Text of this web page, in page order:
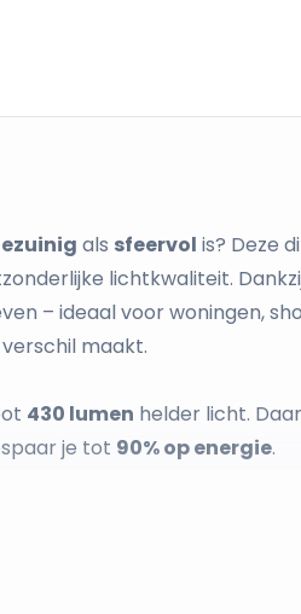
als sfeervol is? Deze
lichtkwaliteit.
– ideaal voor woningen,
maakt.
430 lumen helder licht.
je tot 90% op energie.